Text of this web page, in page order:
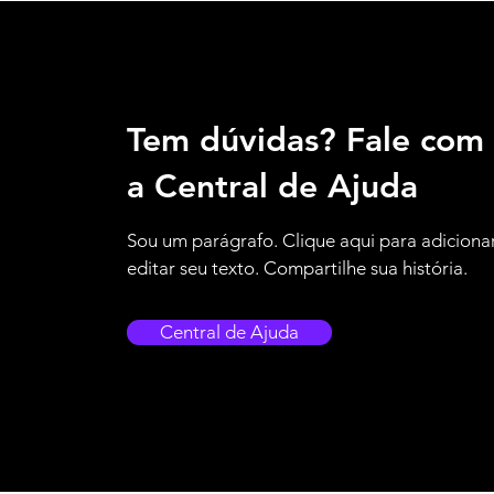
Tem dúvidas? Fale com
a Central de Ajuda
Sou um parágrafo. Clique aqui para
editar seu texto. Compartilhe sua história.
Central de Ajuda